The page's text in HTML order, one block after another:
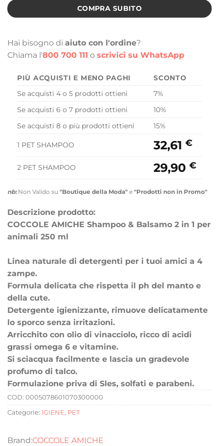
COMPRA SUBITO
Hai bisogno di aiuto con l'ordine?
Chiama l'800 700 111 o scrivici su WhatsApp
PIÙ ACQUISTI E MENO PAGHI
SCONTO
Se acquisti 4 o 5 prodotti ottieni
7%
Se acquisti 6 o 7 prodotti ottieni
10%
Se acquisti 8 o più prodotti ottieni
15%
1 PET SHAMPOO 32,61€
2 PET SHAMPOO 29,90€
nb:Non Valido su "Boutique della Moda" e "Prodotti non in Promo"
Descrizione prodotto:
COCCOLE AMICHE Shampoo & Balsamo 2 in 1 per
animali 250 ml
Linea naturale di detergenti per i tuoi amici a 4
zampe.
Formula delicata che rispetta il ph del manto e
della cute.
Detergente igienizzante, rimuove delicatamente
lo sporco senza irritazioni.
Arricchito con olio di vinacciolo, ricco di acidi
grassi omega 6 e vitamine.
Si sciacqua facilmente e lascia un gradevole
profumo di talco.
Formulazione priva di Sles, solfati e parabeni.
COD: 0005078601070300000
Categorie: IGIENE, PET
COCCOLE AMICHE